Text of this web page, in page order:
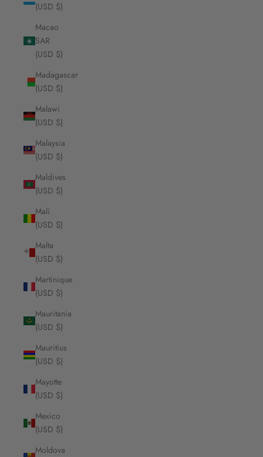
(USD $)
Macao
SAR
(USD $)
Madagascar
(USD $)
Malawi
(USD $)
Malaysia
(USD $)
Maldives
(USD $)
Mali
(USD $)
Malta
(USD $)
Martinique
(USD $)
Mauritania
(USD $)
Mauritius
(USD $)
Mayotte
(USD $)
Mexico
(USD $)
Moldova